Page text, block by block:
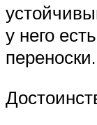
у него
переноски.